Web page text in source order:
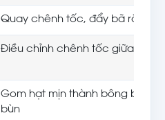
Quay chênh tốc, đẩy bã rắn ra
Điều chỉnh chênh tốc giữa trống
Gom hạt mịn thành bông bùn,
bùn